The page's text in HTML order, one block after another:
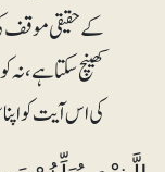
کے حقیقی موقف
کھینچ سکتا ہے،
کی اس آیت کو